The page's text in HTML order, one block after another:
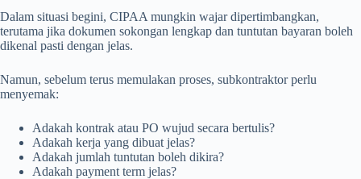
Dalam situasi begini, CIPAA mungkin wajar dipertimbangkan,
terutama jika dokumen sokongan lengkap dan tuntutan bayaran boleh
dikenal pasti dengan jelas.
Namun, sebelum terus memulakan proses, subkontraktor perlu
menyemak:
Adakah kontrak atau PO wujud secara bertulis?
Adakah kerja yang dibuat jelas?
Adakah jumlah tuntutan boleh dikira?
Adakah payment term jelas?